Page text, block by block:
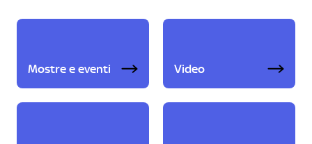
Mostre e eventi Video